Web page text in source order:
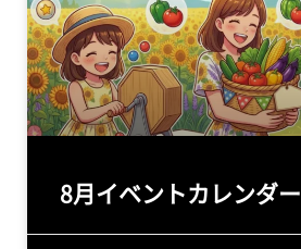
8月イベントカレンダー